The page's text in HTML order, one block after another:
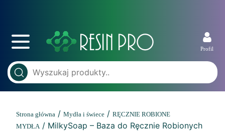
Profil
Strona główna / Mydła i świece / RĘCZNIE ROBIONE
MYDŁA/ MilkySoap – Baza do Ręcznie Robionych